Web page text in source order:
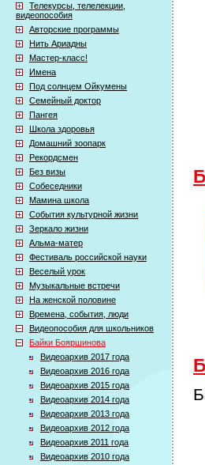
Телекурсы, телелекции,
видеопособия
Авторские программы
Нить Ариадны
Мастер-класс!
Имена
Под солнцем Ойкумены
Семейный доктор
Пангея
Школа здоровья
Домашний зоопарк
Рекордсмен
Без визы
Собеседники
Мамина школа
События культурной жизни
Зеркало жизни
Альма-матер
Фестиваль российской науки
Веселый урок
Музыкальные встречи
На женской половине
Времена, события, люди
Видеопособия для школьников
Байки Бояршинова
Видеоархив 2017 года
Видеоархив 2016 года
Видеоархив 2015 года
Видеоархив 2014 года
Видеоархив 2013 года
Видеоархив 2012 года
Видеоархив 2011 года
Видеоархив 2010 года